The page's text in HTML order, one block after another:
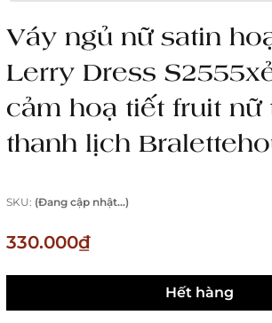
Váy ngủ nữ satin
Lerry Dress
cảm hoạ tiết fruit nữ
thanh lịch
SKU: (Đang cập nhật...)
330.000₫
Hết hàng